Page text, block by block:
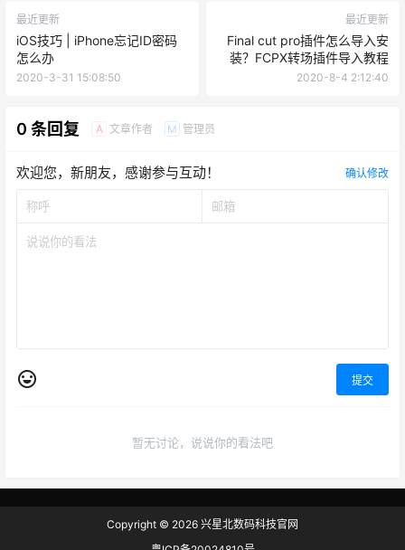
最近更新
iOS技巧 | iPhone忘记ID密码
怎么办
2020-3-31 15:08:50
最近更新
Final cut pro插件怎么导入安
装？FCPX转场插件导入教程
2020-8-4 2:12:40
0 条回复 A 文章作者 M 管理员
欢迎您，新朋友，感谢参与互动！ 确认修改
提交
暂无讨论，说说你的看法吧
Copyright © 2026 兴星北数码科技官网